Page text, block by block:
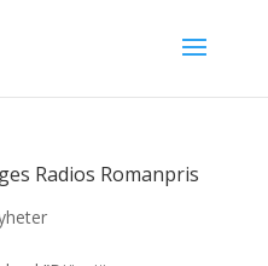
Radios Romanpris